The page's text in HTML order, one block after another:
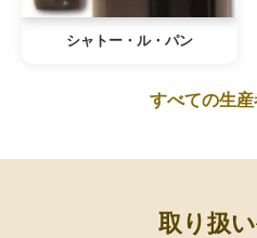
シャトー・ル・パン
すべての生
取り扱